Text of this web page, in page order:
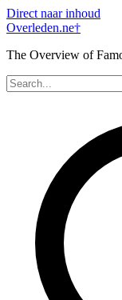
Direct naar inhoud
Overleden.ne†
The Overview of